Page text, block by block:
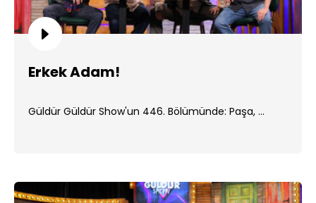
Erkek Adam!
Güldür Güldür Show'un 446. Bölümünde: Paşa, ...